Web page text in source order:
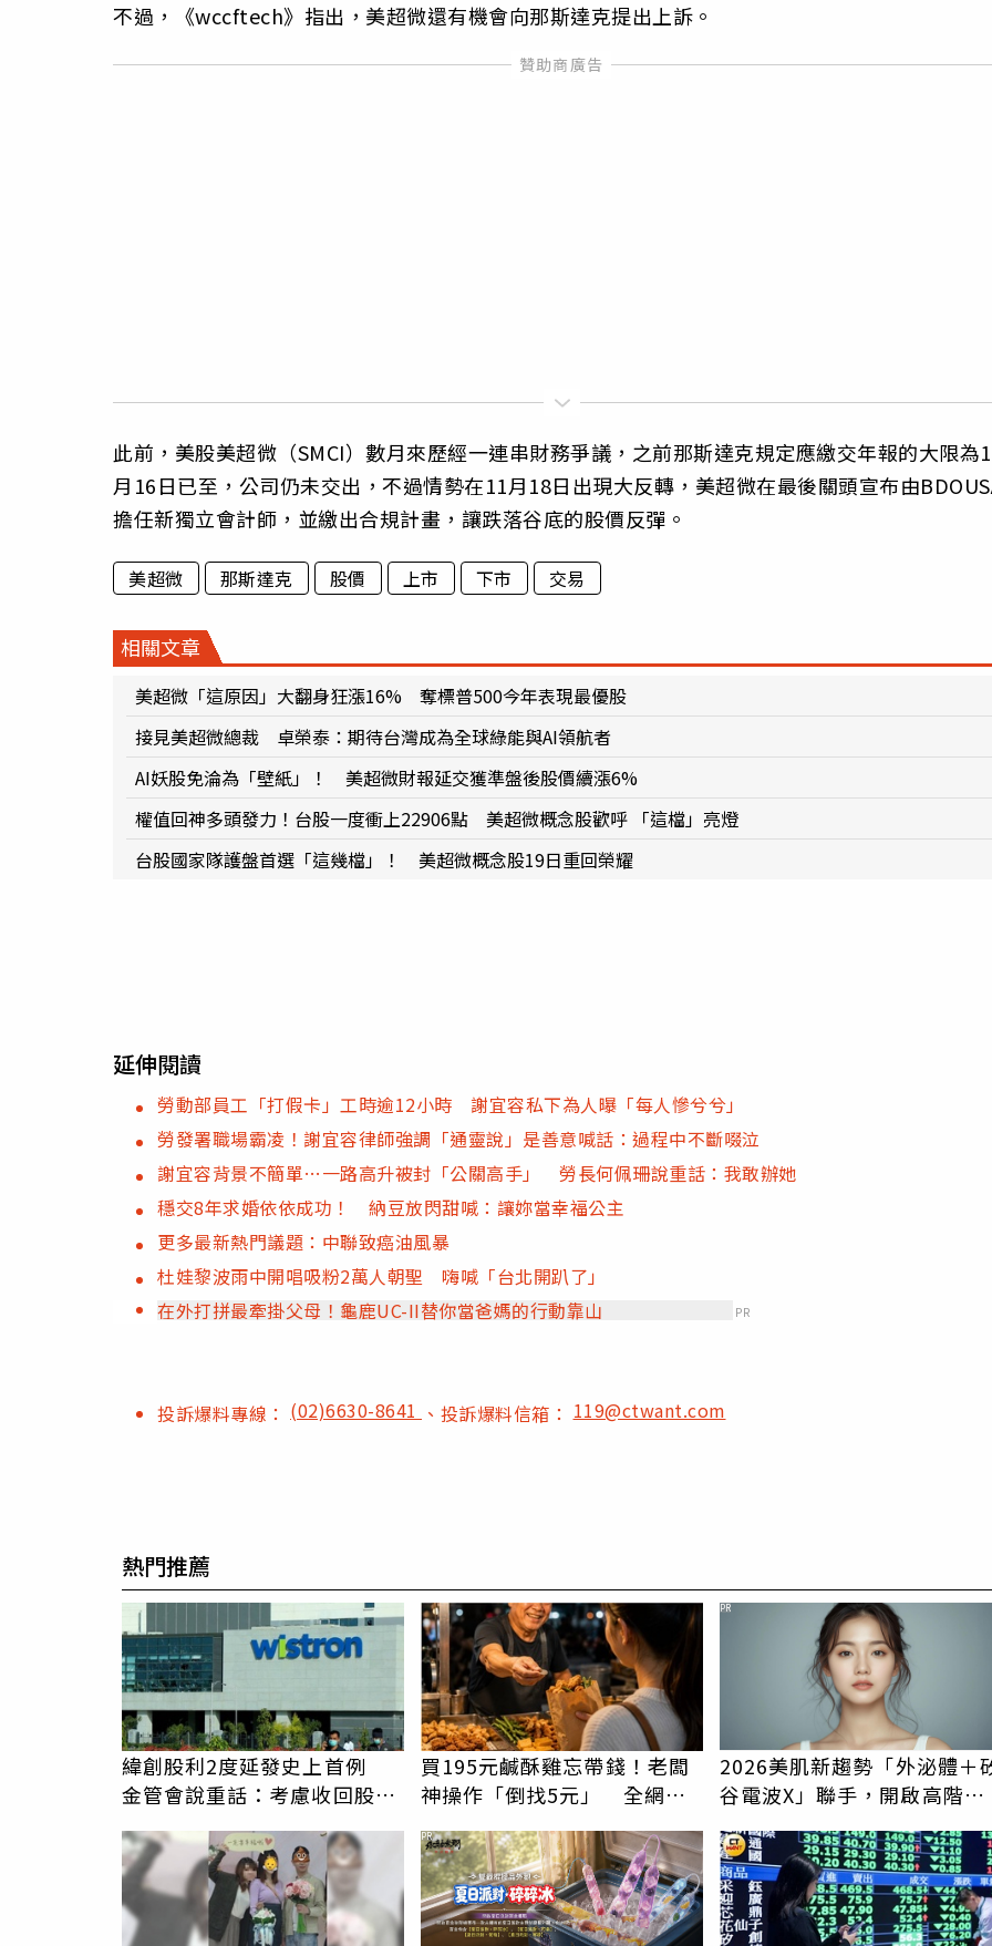
不過，《wccftech》指出，美超微還有機會向那斯達克提出上訴。
此前，美股美超微（SMCI）數月來歷經一連串財務爭議，之前那斯達克規定應繳交年報的大限為
月16日已至，公司仍未交出，不過情勢在11月18日出現大反轉，美超微在最後關頭宣布由
擔任新獨立會計師，並繳出合規計畫，讓跌落谷底的股價反彈。
美超微 那斯達克 股價 上市 下市 交易
相關文章
美超微「這原因」大翻身狂漲16% 奪標普500今年表現最優股
接見美超微總裁 卓榮泰：期待台灣成為全球綠能與AI領航者
AI妖股免淪為「壁紙」！ 美超微財報延交獲準盤後股價續漲6%
權值回神多頭發力！台股一度衝上22906點 美超微概念股歡呼 「這檔」亮燈
台股國家隊護盤首選「這幾檔」！ 美超微概念股19日重回榮耀
延伸閱讀
勞動部員工「打假卡」工時逾12小時 謝宜容私下為人曝「每人慘兮兮」
勞發署職場霸凌！謝宜容律師強調「通靈說」是善意喊話：過程中不斷啜泣
謝宜容背景不簡單…一路高升被封「公關高手」 勞長何佩珊說重話：我敢辦她
穩交8年求婚依依成功！ 納豆放閃甜喊：讓妳當幸福公主
更多最新熱門議題：中聯致癌油風暴
杜娃黎波雨中開唱吸粉2萬人朝聖 嗨喊「台北開趴了」
在外打拼最牽掛父母！龜鹿UC-II替你當爸媽的行動靠山
PR
投訴爆料專線： (02)6630-8641 、投訴爆料信箱：119@ctwant.com
熱門推薦
緯創股利2度延發史上首例
金管會說重話：考慮收回股務
買195元鹹酥雞忘帶錢！老闆
神操作「倒找5元」 全網看
2026美肌新趨勢「外泌體＋
谷電波X」聯手，開啟高階養
PR
PR